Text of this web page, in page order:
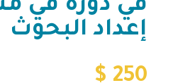
في دورة في
إعداد البحوث
250
$